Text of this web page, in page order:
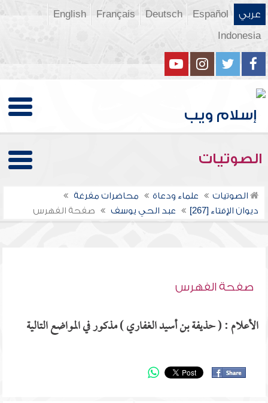
عربي Español
Deutsch
Français
English
Indonesia
الصوتيات
الصوتيات علماء ودعاة
محاضرات مفرغة
ديوان الإفتاء [267]
عبد الحي يوسف صفحة الفهرس
صفحة الفهرس
الأعلام : ( حذيفة بن أسيد الغفاري ) مذكور في المواضع التالية